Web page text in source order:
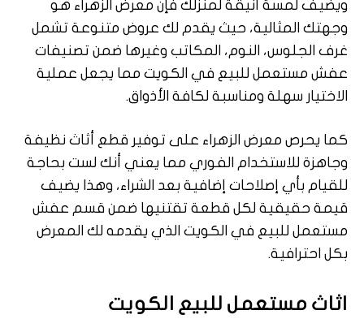
ويضيف لمسة أنيقة لمنزلك فإن معرض الزهراء هو
وجهتك المثالية، حيث يقدم لك عروض متنوعة تشمل
غرف الجلوس، النوم، المكاتب وغيرها ضمن تصنيفات
عفش مستعمل للبيع في الكويت مما يجعل عملية
الاختيار سهلة ومناسبة لكافة الأذواق.
كما يحرص معرض الزهراء على توفير قطع أثاث نظيفة
وجاهزة للاستخدام الفوري مما يعني أنك لست بحاجة
للقيام بأي إصلاحات إضافية بعد الشراء، وهذا يضيف
قيمة حقيقية لكل قطعة تقتنيها ضمن قسم عفش
مستعمل للبيع في الكويت الذي يقدمه لك المعرض
بكل احترافية.
اثاث مستعمل للبيع الكويت